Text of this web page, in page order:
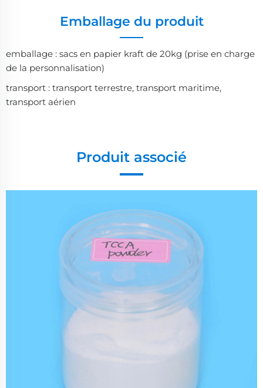
Emballage du produit
emballage : sacs en papier kraft de 20kg (prise en charge
de la personnalisation)
transport : transport terrestre, transport maritime,
transport aérien
Produit associé